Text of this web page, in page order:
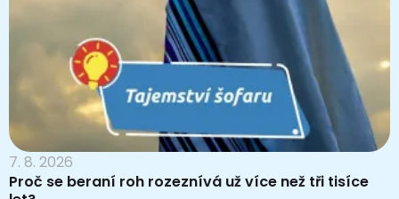
7. 8. 2026
Proč se beraní roh rozeznívá už více než tři tisíce